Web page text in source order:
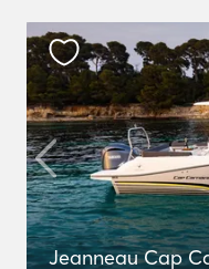
Jeanneau Cap